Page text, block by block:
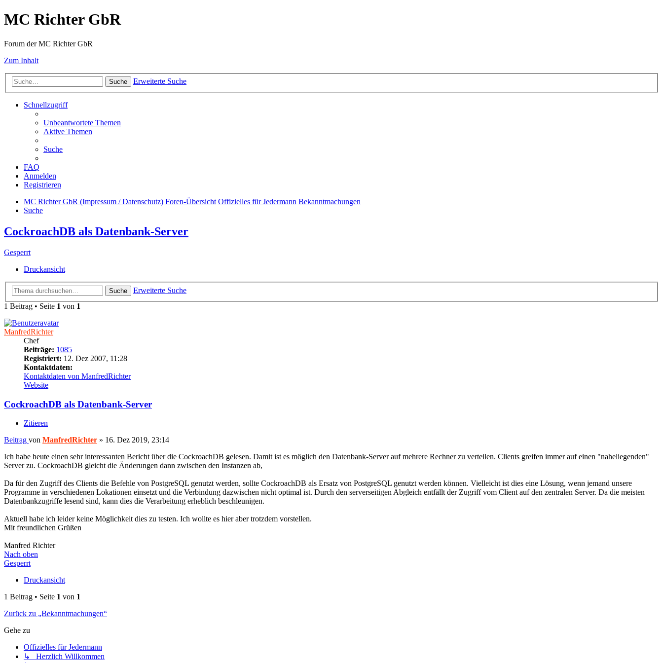
MC Richter GbR
Forum der MC Richter GbR
Zum Inhalt
Suche Erweiterte Suche
Schnellzugriff
Unbeantwortete Themen
Aktive Themen
Suche
FAQ
Anmelden
Registrieren
MC Richter GbR (Impressum / Datenschutz) Foren-Übersicht Offizielles für Jedermann Bekanntmachungen
Suche
CockroachDB als Datenbank-Server
Gesperrt
Druckansicht
Suche
Erweiterte Suche
1 Beitrag • Seite 1 von 1
ManfredRichter
Chef
Beiträge: 1085
Registriert: 12. Dez 2007, 11:28
Kontaktdaten:
Kontaktdaten von ManfredRichter
Website
CockroachDB als Datenbank-Server
Zitieren
Beitrag von ManfredRichter » 16. Dez 2019, 23:14
Ich habe heute einen sehr interessanten Bericht über die CockroachDB gelesen. Damit ist es möglich den Datenbank-Server auf mehrere Rechner zu verteilen. Clients greifen immer auf einen "naheliegenden"
Server zu. CockroachDB gleicht die Änderungen dann zwischen den Instanzen ab,
Da für den Zugriff des Clients die Befehle von PostgreSQL genutzt werden, sollte CockroachDB als Ersatz von PostgreSQL genutzt werden können. Vielleicht ist dies eine Lösung, wenn jemand unsere
Programme in verschiedenen Lokationen einsetzt und die Verbindung dazwischen nicht optimal ist. Durch den serverseitigen Abgleich entfällt der Zugriff vom Client auf den zentralen Server. Da die meisten
Datenbankzugriffe lesend sind, kann dies die Verarbeitung erheblich beschleunigen.
Aktuell habe ich leider keine Möglichkeit dies zu testen. Ich wollte es hier aber trotzdem vorstellen.
Mit freundlichen Grüßen
Manfred Richter
Nach oben
Gesperrt
Druckansicht
1 Beitrag • Seite 1 von 1
Zurück zu „Bekanntmachungen“
Gehe zu
Offizielles für Jedermann
↳ Herzlich Willkommen